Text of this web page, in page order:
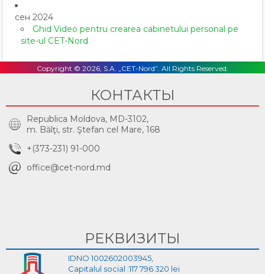
сен 2024
Ghid Video pentru crearea cabinetului personal pe
site-ul CET-Nord
Copyright © 2026, S.A. „CET-Nord”. All Rights Reserved.
КОНТАКТЫ
Republica Moldova, MD-3102,
m. Bălţi, str. Ştefan cel Mare, 168
+(373-231) 91-000
office@cet-nord.md
РЕКВИЗИТЫ
IDNO 1002602003945,
Capitalul social :117 796 320 lei